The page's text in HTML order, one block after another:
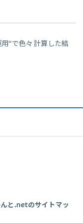
“で色々 計算した結
と.netのサイトマッ